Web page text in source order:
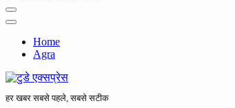
Home
Agra
हर खबर सबसे पहले, सबसे सटीक